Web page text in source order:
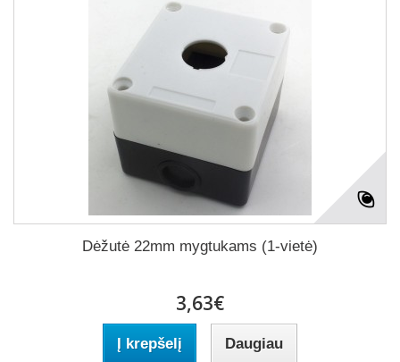
Dėžutė 22mm mygtukams (1-vietė)
3,63€
Į krepšelį Daugiau